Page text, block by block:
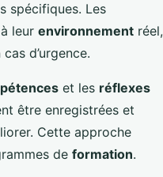
spécifiques. Les
leur environnement réel,
d’urgence.
et les réflexes
être enregistrées et
Cette approche
de formation.